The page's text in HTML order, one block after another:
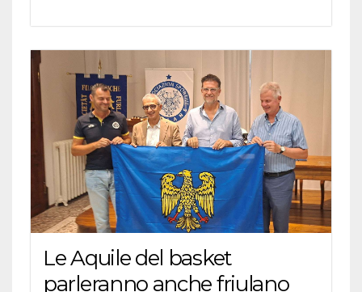
Le Aquile del basket
parleranno anche friulano